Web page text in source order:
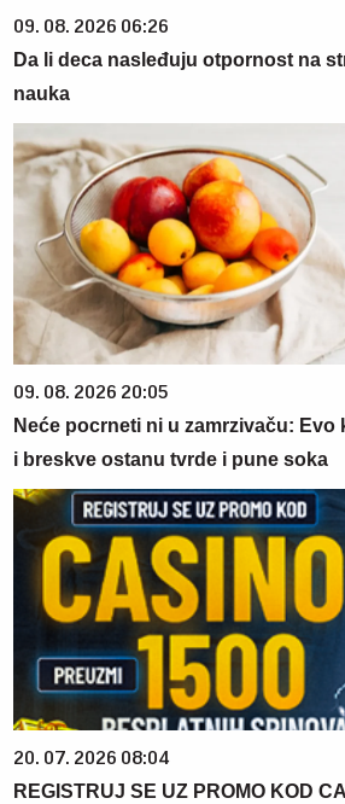
09. 08. 2026 06:26
Da li deca nasleđuju otpornost na
nauka
09. 08. 2026 20:05
Neće pocrneti ni u zamrzivaču: Evo
i breskve ostanu tvrde i pune soka
20. 07. 2026 08:04
REGISTRUJ SE UZ PROMO KOD